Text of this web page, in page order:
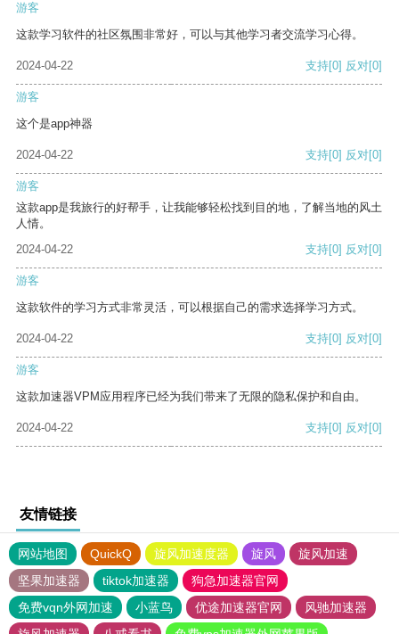
游客
这款学习软件的社区氛围非常好，可以与其他学习者交流学习心得。
2024-04-22 支持[0] 反对[0]
游客
这个是app神器
2024-04-22 支持[0] 反对[0]
游客
这款app是我旅行的好帮手，让我能够轻松找到目的地，了解当地的风土
人情。
2024-04-22
支持[0] 反对[0]
游客
这款软件的学习方式非常灵活，可以根据自己的需求选择学习方式。
2024-04-22 支持[0] 反对[0]
游客
这款加速器VPM应用程序已经为我们带来了无限的隐私保护和自由。
2024-04-22 支持[0] 反对[0]
友情链接
网站地图 QuickQ 旋风加速度器 旋风
旋风加速
坚果加速器
tiktok加速器
狗急加速器官网
免费vqn外网加速
小蓝鸟 优途加速器官网
风驰加速器